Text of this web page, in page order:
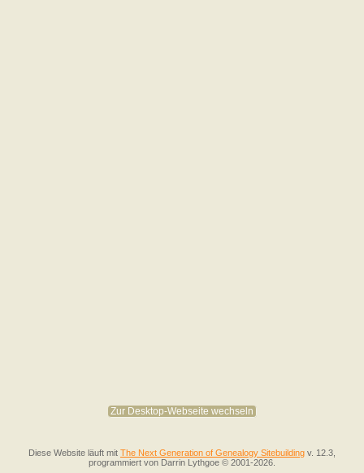
Zur Desktop-Webseite wechseln
Diese Website läuft mit The Next Generation of Genealogy Sitebuilding v. 12.3,
programmiert von Darrin Lythgoe © 2001-2026.